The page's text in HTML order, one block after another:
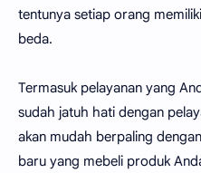
tentunya setiap orang
beda.
Termasuk pelayanan yang
sudah jatuh hati dengan
akan mudah berpaling
baru yang mebeli produk